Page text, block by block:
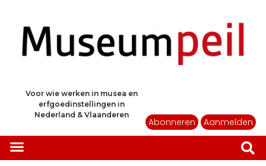
Voor wie werken in musea en
erfgoedinstellingen in
Nederland & Vlaanderen
Abonneren Aanmelden